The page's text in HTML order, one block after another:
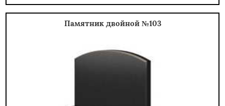
Памятник двойной №103